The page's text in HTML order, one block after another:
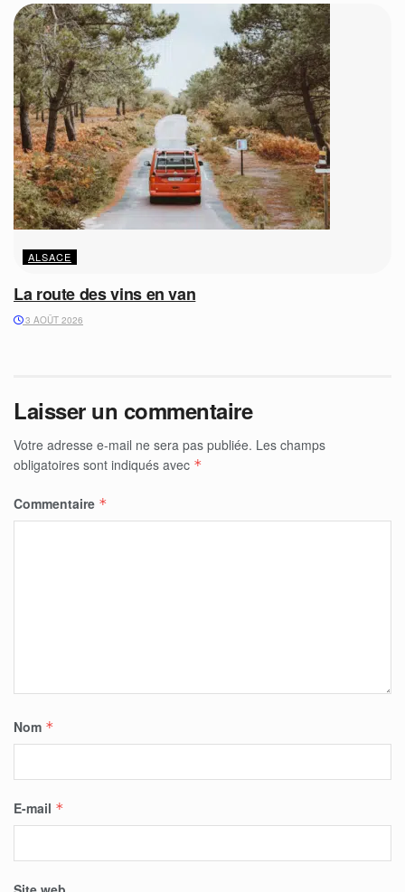
ALSACE
La route des vins en van
3 AOÛT 2026
Laisser un commentaire
Votre adresse e-mail ne sera pas publiée. Les champs
obligatoires sont indiqués avec *
Commentaire *
Nom *
E-mail *